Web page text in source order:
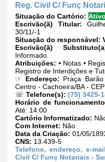
Reg. Civil C/ Funç
Situação do Cartório: Ativo
Escrivão(ã) Titular:
30/11/-1
Situação do responsável:
Escrivão(ã)
Informado.
Atribuições: • Notas •
Registro de Interdições e
☞ Endereço: Praça
Centro - Cachoeira/BA -
☏ Telefone(s): (75) 3425-
Horário de
Até: 14:00
Cartório Informatizado:
Com Internet: Não
Data da Criação: 01/05/
CNS: 13.439-5
Telefone, endereço, e-
Civil C/ Funç Notariais -